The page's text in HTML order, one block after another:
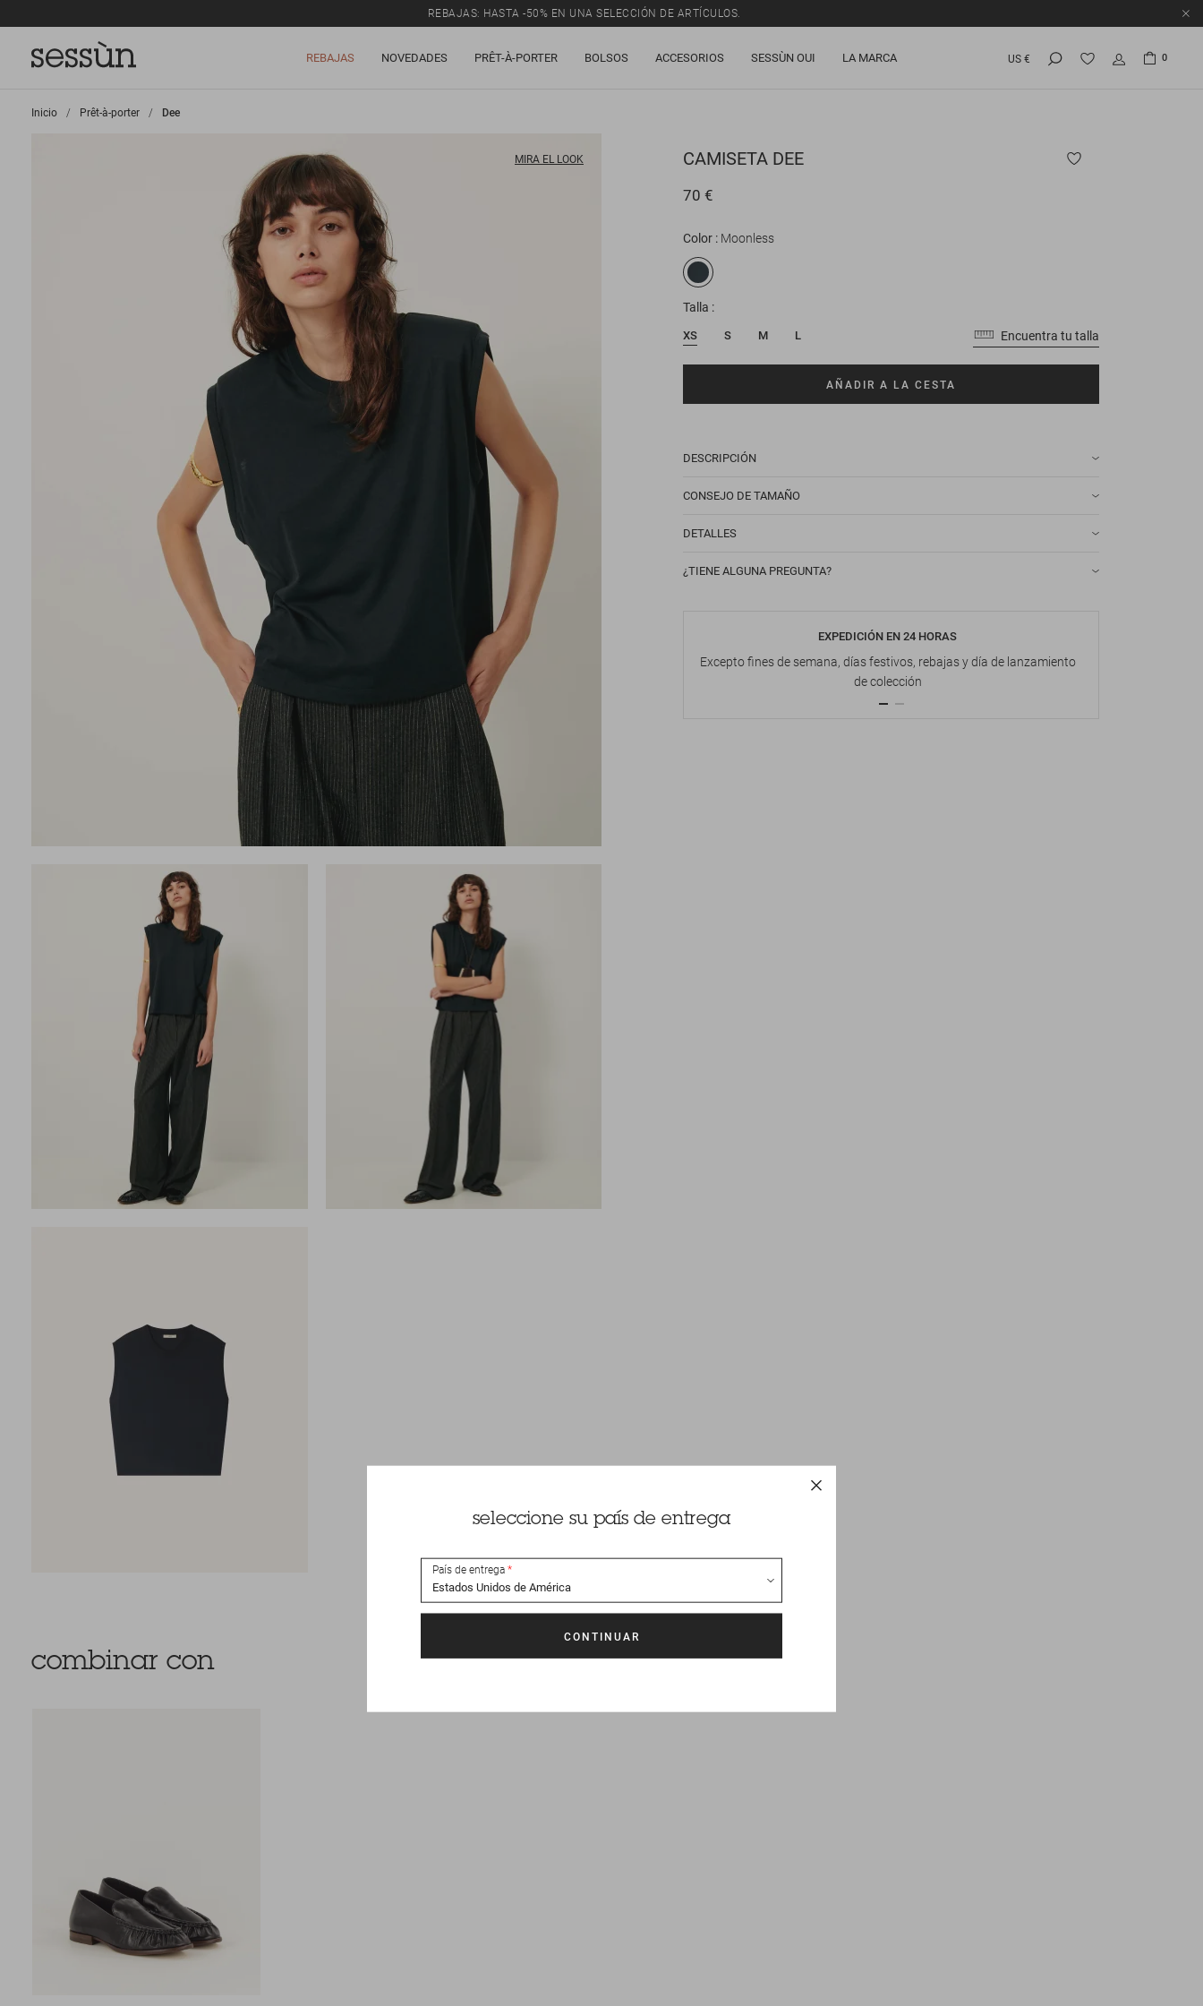
REBAJAS: HASTA -50% EN UNA SELECCIÓN DE ARTÍCULOS.
REBAJAS NOVEDADES PRÊT-À-PORTER BOLSOS ACCESORIOS SESSÙN OUI LA MARCA US € 0
Inicio >
Prêt-à-porter >
Dee
MIRA EL LOOK CAMISETA DEE
70 €
Color Moonless
Talla
XS S M L Encuentra tu talla
AÑADIR A LA CESTA
DESCRIPCIÓN
CONSEJO DE TAMAÑO
DETALLES
¿TIENE ALGUNA PREGUNTA?
EXPEDICIÓN EN 24 HORAS
Excepto fines de semana, días festivos, rebajas y día de lanzamiento
de colección
combinar con
seleccione su país de entrega
País de entrega